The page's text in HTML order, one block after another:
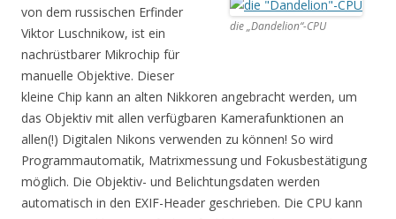
die „Dandelion“-CPU
von dem russischen Erfinder
Viktor Luschnikow, ist ein
nachrüstbarer Mikrochip für
manuelle Objektive. Dieser
kleine Chip kann an alten Nikkoren angebracht werden, um
das Objektiv mit allen verfügbaren Kamerafunktionen an
allen(!) Digitalen Nikons verwenden zu können! So wird
Programmautomatik, Matrixmessung und Fokusbestätigung
möglich. Die Objektiv- und Belichtungsdaten werden
automatisch in den EXIF-Header geschrieben. Die CPU kann